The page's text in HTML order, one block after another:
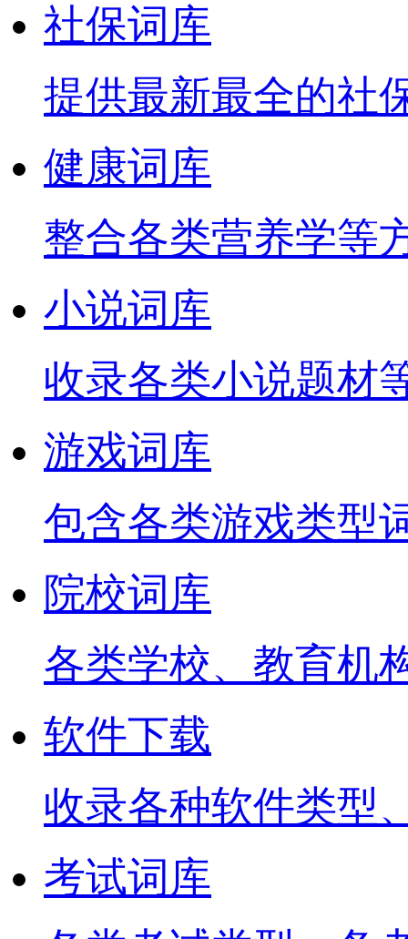
社保词库
提供最新最全的社
健康词库
整合各类营养学等
小说词库
收录各类小说题材
游戏词库
包含各类游戏类型
院校词库
各类学校、教育机
软件下载
收录各种软件类型
考试词库